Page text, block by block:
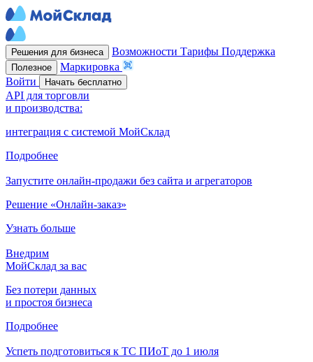
Решения для бизнеса Возможности Тарифы Поддержка
Полезное
Маркировка
Войти
Начать бесплатно
API для торговли
и производства:
интеграция с системой МойСклад
Подробнее
Запустите онлайн-продажи без сайта и агрегаторов
Решение «Онлайн-заказ»
Узнать больше
Внедрим
МойСклад за вас
Без потери данных
и простоя бизнеса
Подробнее
Успеть подготовиться к ТС ПИоТ до 1 июля